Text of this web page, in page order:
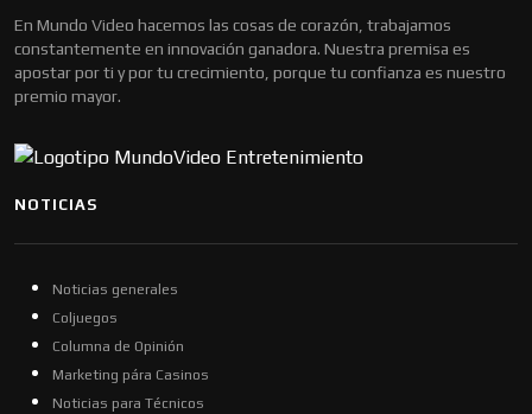
En Mundo Video hacemos las cosas de corazón, trabajamos
constantemente en innovación ganadora. Nuestra premisa es
apostar por ti y por tu crecimiento, porque tu confianza es nuestro
premio mayor.
NOTICIAS
Noticias generales
Coljuegos
Columna de Opinión
Marketing pára Casinos
Noticias para Técnicos